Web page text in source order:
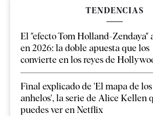
TENDENCIAS
El "efecto Tom Holland-Zendaya"
en 2026: la doble apuesta que los
convierte en los reyes de
Final explicado de 'El mapa de los
anhelos', la serie de Alice Kellen
puedes ver en Netflix